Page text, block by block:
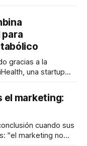
gracias a la
una startup
y monitoreo
a tomar mejores
propuesta busca
el marketing:
cuando sus
"el marketing no